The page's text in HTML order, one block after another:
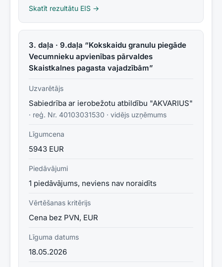
Skatīt rezultātu EIS →
3. daļa · 9.daļa “Kokskaidu granulu piegāde
Vecumnieku apvienības pārvaldes
Skaistkalnes pagasta vajadzībām”
Uzvarētājs
Sabiedrība ar ierobežotu atbildību "AKVARIUS"
· reģ. Nr. 40103031530 · vidējs uzņēmums
Līgumcena
5943 EUR
Piedāvājumi
1 piedāvājums, neviens nav noraidīts
Vērtēšanas kritērijs
Cena bez PVN, EUR
Līguma datums
18.05.2026